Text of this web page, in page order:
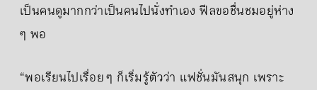
เป็นคนดูมากกว่าเป็นคนไปนั่งทำเอง ฟีลขอชื่นชมอยู่ห่าง
ๆ พอ
“พอเรียนไปเรื่อย ๆ ก็เริ่มรู้ตัวว่า แฟชั่นมันสนุก เพราะ